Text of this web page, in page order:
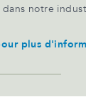
notre
plus